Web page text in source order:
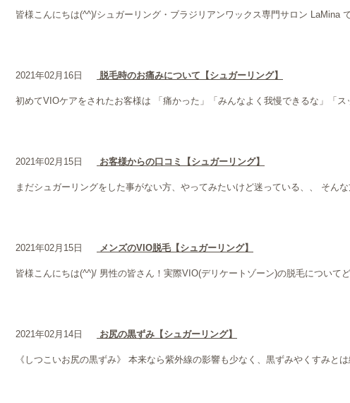
皆様こんにちは(^^)/シュガーリング・ブラジリアンワックス専門サロン
2021年02月16日 脱毛時のお痛みについて【シュガーリング】
初めてVIOケアをされたお客様は 「痛かった」「みんなよく我慢できるな」「
2021年02月15日 お客様からの口コミ【シュガーリング】
まだシュガーリングをした事がない方、やってみたいけど迷っている、、 そん
2021年02月15日 メンズのVIO脱毛【シュガーリング】
皆様こんにちは(^^)/ 男性の皆さん！実際VIO(デリケートゾーン)の脱毛につい
2021年02月14日 お尻の黒ずみ【シュガーリング】
《しつこいお尻の黒ずみ》 本来なら紫外線の影響も少なく、黒ずみやくすみ